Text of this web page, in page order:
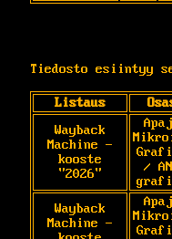
Tiedosto esiintyy
Listaus
Wayback
Machine -
kooste
"2026"
/
Wayback
Machine -